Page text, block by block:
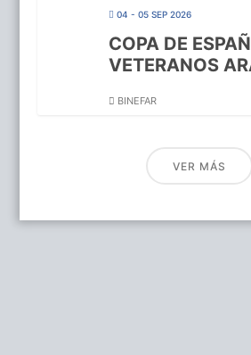
04 - 05 SEP 2026
COPA DE
VETERANOS
BINEFAR
VER MÁS